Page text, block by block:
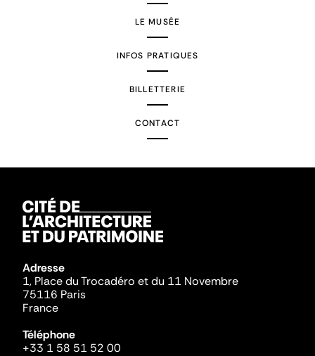
LE MUSÉE
INFOS PRATIQUES
BILLETTERIE
CONTACT
Adresse
1, Place du Trocadéro et du 11 Novembre
75116 Paris
France
Téléphone
+33 1 58 51 52 00